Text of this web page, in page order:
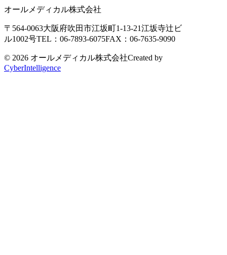
オールメディカル株式会社
〒564-0063大阪府吹田市江坂町1-13-21江坂寺辻ビ
ル1002号TEL：06-7893-6075FAX：06-7635-9090
© 2026 オールメディカル株式会社Created by
CyberIntelligence